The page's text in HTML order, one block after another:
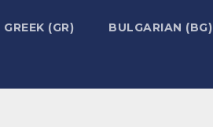
GREEK (GR) BULGARIAN (BG)